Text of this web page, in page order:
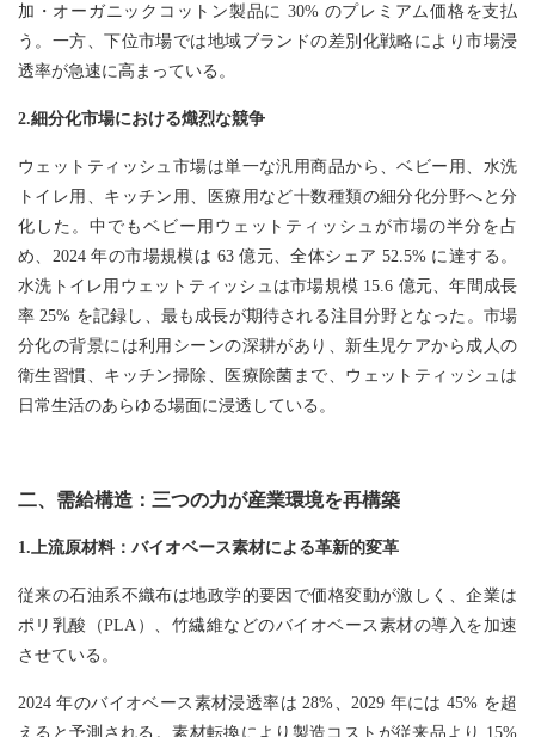
加・オーガニックコットン製品に 30% のプレミアム価格を支払
う。一方、下位市場では地域ブランドの差別化戦略により市場浸
透率が急速に高まっている。
2.細分化市場における熾烈な競争
ウェットティッシュ市場は単一な汎用商品から、ベビー用、水洗
トイレ用、キッチン用、医療用など十数種類の細分化分野へと分
化した。中でもベビー用ウェットティッシュが市場の半分を占
め、2024 年の市場規模は 63 億元、全体シェア 52.5% に達する。
水洗トイレ用ウェットティッシュは市場規模 15.6 億元、年間成長
率 25% を記録し、最も成長が期待される注目分野となった。市場
分化の背景には利用シーンの深耕があり、新生児ケアから成人の
衛生習慣、キッチン掃除、医療除菌まで、ウェットティッシュは
日常生活のあらゆる場面に浸透している。
二、需給構造：三つの力が産業環境を再構築
1.上流原材料：バイオベース素材による革新的変革
従来の石油系不織布は地政学的要因で価格変動が激しく、企業は
ポリ乳酸（PLA）、竹繊維などのバイオベース素材の導入を加速
させている。
2024 年のバイオベース素材浸透率は 28%、2029 年には 45% を超
えると予測される。素材転換により製造コストが従来品より 15%